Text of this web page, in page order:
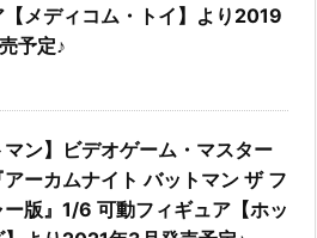
【メディコム・トイ】より2019
予定♪
マン】ビデオゲーム・マスター
アーカムナイト バットマン ザ フ
ー版』1/6 可動フィギュア【ホッ